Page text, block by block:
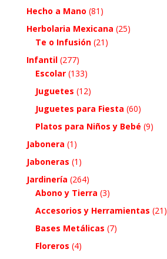
Hecho a Mano (81)
Herbolaria Mexicana (25)
Te o Infusión (21)
Infantil (277)
Escolar (133)
Juguetes (12)
Juguetes para Fiesta (60)
Platos para Niños y Bebé (9)
Jabonera (1)
Jaboneras (1)
Jardinería (264)
Abono y Tierra (3)
Accesorios y Herramientas (21)
Bases Metálicas (7)
Floreros (4)